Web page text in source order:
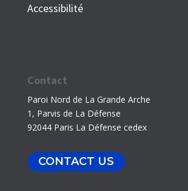
Accessibilité
Contact
Paroi Nord de La Grande Arche
1, Parvis de La Défense
92044 Paris La Défense cedex
CONTACT US